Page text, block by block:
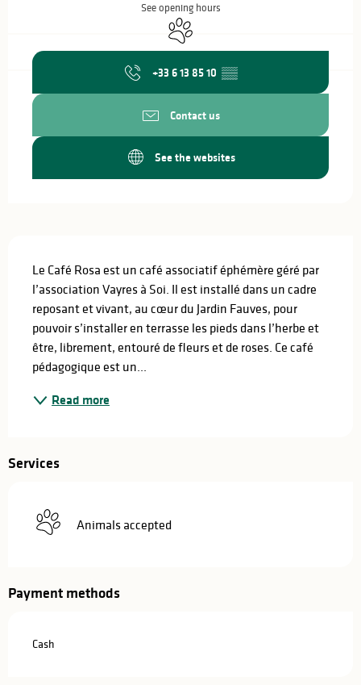
See opening hours
Animals accepted
+33 6 13 85 10 ▒▒
Contact us
See the websites
Le Café Rosa est un café associatif éphémère géré par
l’association Vayres à Soi. Il est installé dans un cadre
reposant et vivant, au cœur du Jardin Fauves, pour
pouvoir s’installer en terrasse les pieds dans l’herbe et
être, librement, entouré de fleurs et de roses. Ce café
pédagogique est un...
Read more
Services
Animals accepted
Payment methods
Cash